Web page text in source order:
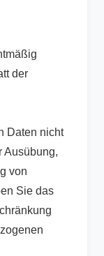
der
Daten nicht
Ausübung,
von
Sie das